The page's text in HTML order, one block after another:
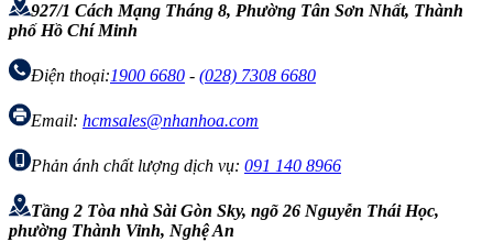
927/1 Cách Mạng Tháng 8, Phường Tân Sơn Nhất, Thành
phố Hồ Chí Minh
Điện thoại:1900 6680 - (028) 7308 6680
Email: hcmsales@nhanhoa.com
Phản ánh chất lượng dịch vụ: 091 140 8966
Tầng 2 Tòa nhà Sài Gòn Sky, ngõ 26 Nguyễn Thái Học,
phường Thành Vinh, Nghệ An